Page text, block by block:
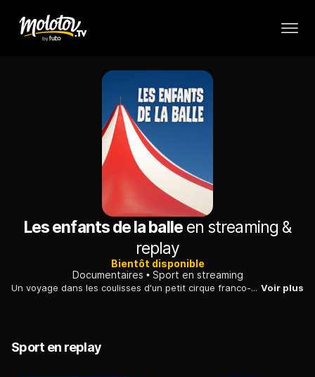
Les enfants de la balleen streaming &
replay
Bientôt disponible
Documentaires
Sport en streaming
Un voyage dans les coulisses d'un petit cirque franco-wallon à l'aspect un peu modeste, dont les membres ont en commun un certain goût de la liberté... Voir plus
Sport en replay